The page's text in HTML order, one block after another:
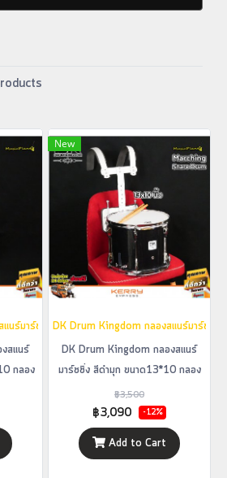
นร์มาร์ชชิ่ง สีดำมุก ขนาด 14*10 กลองพาเหรด กลอ
สแนร์
กลอง
นแถว
New
DK Drum Kingdom กลองสแนร์มาร์ชชิ่ง
DK Drum Kingdom กลองสแนร์
มาร์ชชิ่ง สีดำมุก ขนาด13*10 กลอง
พาเหรด กลองมาร์ชชิ่ง กลองเดินแถว
Marching Snare Drum
฿3,500
฿3,090 -12%
Add to Cart